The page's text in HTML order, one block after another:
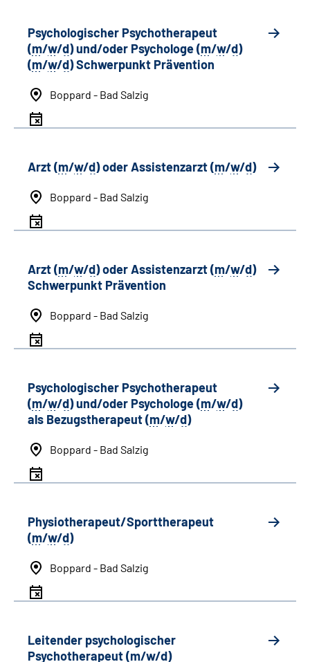
Psychologischer Psychotherapeut
(m/w/d) und/oder Psychologe (m/w/d)
(m/w/d) Schwerpunkt Prävention
Boppard - Bad Salzig
Arzt (m/w/d) oder Assistenzarzt (m/w/d)
Boppard - Bad Salzig
Arzt (m/w/d) oder Assistenzarzt (m/w/d)
Schwerpunkt Prävention
Boppard - Bad Salzig
Psychologischer Psychotherapeut
(m/w/d) und/oder Psychologe (m/w/d)
als Bezugstherapeut (m/w/d)
Boppard - Bad Salzig
Physiotherapeut/Sporttherapeut
(m/w/d)
Boppard - Bad Salzig
Leitender psychologischer
Psychotherapeut (m/w/d)